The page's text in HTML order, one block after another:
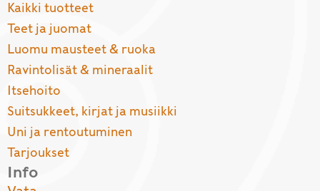
Kaikki tuotteet
Teet ja juomat
Luomu mausteet & ruoka
Ravintolisät & mineraalit
Itsehoito
Suitsukkeet, kirjat ja musiikki
Uni ja rentoutuminen
Tarjoukset
Info